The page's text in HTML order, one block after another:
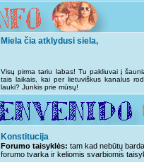
Miela čia atklydusi siela,
Visų pirma tariu labas! Tu pakliuvai į
tais laikais, kai per lietuviškus kanalus
lauki? Junkis prie mūsų!
Konstitucija
Forumo taisyklės: tam kad nebūtų
forumo tvarka ir keliomis svarbiomis